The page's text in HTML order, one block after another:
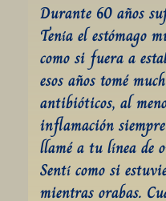
Durante 60 años
Tenía el estómago
como si fuera a
esos años tomé
antibióticos, al
inflamación
llamé a tu línea de
Sentí como si
mientras orabas.